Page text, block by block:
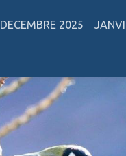
DECEMBRE 2025